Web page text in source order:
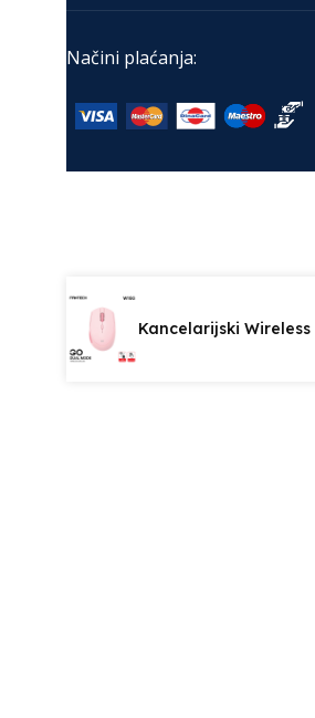
Načini plaćanja:
Kancelarijski